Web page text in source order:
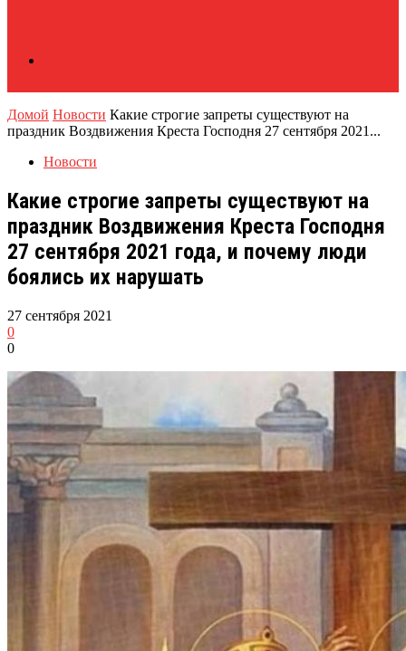
Домой Новости Какие строгие запреты существуют на
праздник Воздвижения Креста Господня 27 сентября 2021...
Новости
Какие строгие запреты существуют на
праздник Воздвижения Креста Господня
27 сентября 2021 года, и почему люди
боялись их нарушать
27 сентября 2021
0
0